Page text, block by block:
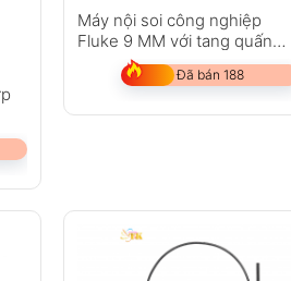
Máy nội soi công nghiệp
Fluke 9 MM với tang quấn
đầu dò 20 M
Đã bán 188